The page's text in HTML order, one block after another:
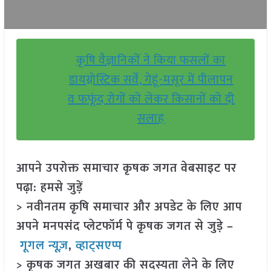
कृषि वैज्ञानिकों ने किया फसलों का
डायग्नोस्टिक सर्वे, गेहूं-मसूर में पीलापन
व फफूंद रोगों को लेकर किसानों को दी
सलाह
आपने उपरोक्त समाचार कृषक जगत वेबसाइट पर
पढ़ा: हमसे जुड़ें
> नवीनतम कृषि समाचार और अपडेट के लिए आप
अपने मनपसंद प्लेटफॉर्म पे कृषक जगत से जुड़े –
गूगल न्यूज़,व्हाट्सएप्प
> कृषक जगत अखबार की सदस्यता लेने के लिए